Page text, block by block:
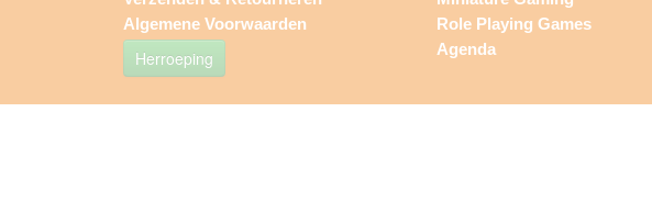
Algemene Voorwaarden
Herroeping
Role Playing Games
Agenda